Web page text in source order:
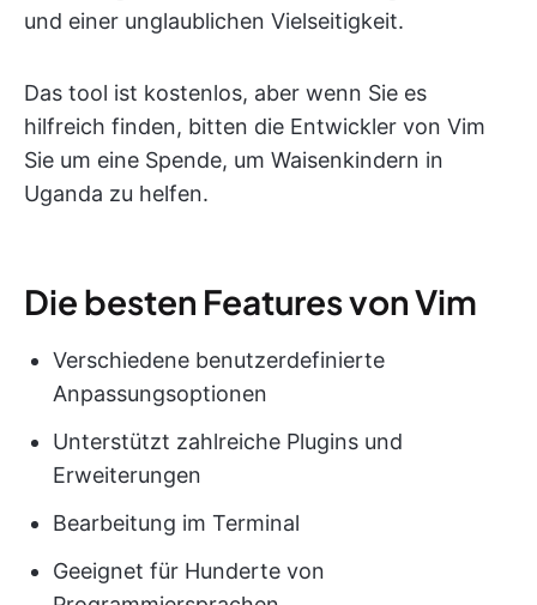
und einer unglaublichen Vielseitigkeit.
Das tool ist kostenlos, aber wenn Sie es
hilfreich finden, bitten die Entwickler von Vim
Sie um eine Spende, um Waisenkindern in
Uganda zu helfen.
Die besten Features von Vim
Verschiedene benutzerdefinierte
Anpassungsoptionen
Unterstützt zahlreiche Plugins und
Erweiterungen
Bearbeitung im Terminal
Geeignet für Hunderte von